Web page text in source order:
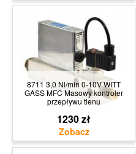
8711 3,0 Nl/min 0-10V WITT
GASS MFC Masowy kontroler
przepływu tlenu
1230 zł